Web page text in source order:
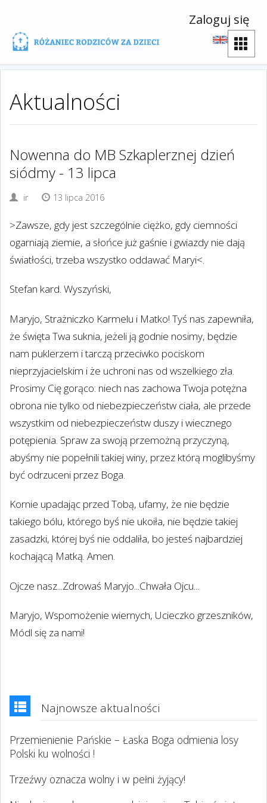
Zaloguj się
Aktualności
Nowenna do MB Szkaplerznej dzień
siódmy - 13 lipca
ir 13 lipca 2016
>Zawsze, gdy jest szczególnie ciężko, gdy ciemności
ogarniają ziemie, a słońce już gaśnie i gwiazdy nie dają
światłości, trzeba wszystko oddawać Maryi<.
Stefan kard. Wyszyński,
Maryjo, Strażniczko Karmelu i Matko! Tyś nas zapewniła,
że święta Twa suknia, jeżeli ją godnie nosimy, będzie
nam puklerzem i tarczą przeciwko pociskom
nieprzyjacielskim i że uchroni nas od wszelkiego zła.
Prosimy Cię gorąco: niech nas zachowa Twoja potężna
obrona nie tylko od niebezpieczeństw ciała, ale przede
wszystkim od niebezpieczeństw duszy i wiecznego
potępienia. Spraw za swoją przemożną przyczyną,
abyśmy nie popełnili takiej winy, przez którą moglibyśmy
być odrzuceni przez Boga.
Kornie upadając przed Tobą, ufamy, że nie będzie
takiego bólu, którego byś nie ukoiła, nie będzie takiej
zasadzki, której byś nie oddaliła, bo jesteś najbardziej
kochającą Matką. Amen.
Ojcze nasz...Zdrowaś Maryjo...Chwała Ojcu...
Maryjo, Wspomożenie wiernych, Ucieczko grzeszników,
Módl się za nami!
Najnowsze aktualności
Przemienienie Pańskie – Łaska Boga odmienia losy
Polski ku wolności !
Trzeźwy oznacza wolny i w pełni żyjący!